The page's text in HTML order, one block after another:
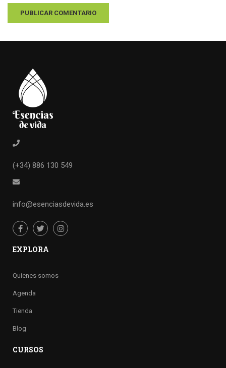
(+34) 886 130 549
info@esenciasdevida.es
EXPLORA
Quienes somos
Agenda
Tienda
Blog
CURSOS